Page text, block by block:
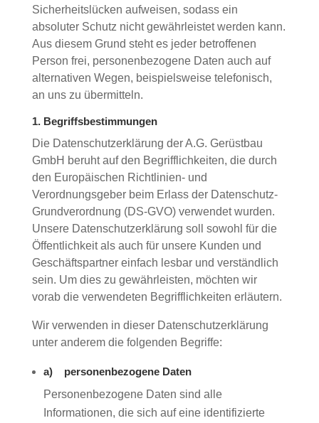
Sicherheitslücken aufweisen, sodass ein
absoluter Schutz nicht gewährleistet werden kann.
Aus diesem Grund steht es jeder betroffenen
Person frei, personenbezogene Daten auch auf
alternativen Wegen, beispielsweise telefonisch,
an uns zu übermitteln.
1. Begriffsbestimmungen
Die Datenschutzerklärung der A.G. Gerüstbau
GmbH beruht auf den Begrifflichkeiten, die durch
den Europäischen Richtlinien- und
Verordnungsgeber beim Erlass der Datenschutz-
Grundverordnung (DS-GVO) verwendet wurden.
Unsere Datenschutzerklärung soll sowohl für die
Öffentlichkeit als auch für unsere Kunden und
Geschäftspartner einfach lesbar und verständlich
sein. Um dies zu gewährleisten, möchten wir
vorab die verwendeten Begrifflichkeiten erläutern.
Wir verwenden in dieser Datenschutzerklärung
unter anderem die folgenden Begriffe:
a) personenbezogene Daten
Personenbezogene Daten sind alle
Informationen, die sich auf eine identifizierte